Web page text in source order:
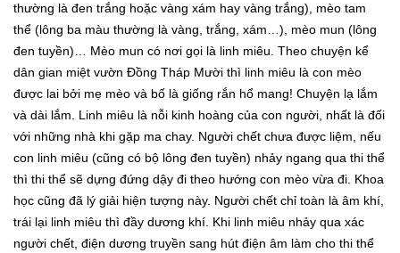
thường là đen trắng hoặc vàng xám hay vàng trắng), mèo tam
thể (lông ba màu thường là vàng, trắng, xám…), mèo mun (lông
đen tuyền)… Mèo mun có nơi gọi là linh miêu. Theo chuyện kể
dân gian miệt vườn Đồng Tháp Mười thì linh miêu là con mèo
được lai bởi mẹ mèo và bố là giống rắn hổ mang! Chuyện lạ lắm
và dài lắm. Linh miêu là nỗi kinh hoàng của con người, nhất là đối
với những nhà khi gặp ma chay. Người chết chưa được liệm, nếu
con linh miêu (cũng có bộ lông đen tuyền) nhảy ngang qua thi thể
thì thi thể sẽ dựng đứng dậy đi theo hướng con mèo vừa đi. Khoa
học cũng đã lý giải hiện tượng này. Người chết chỉ toàn là âm khí,
trái lại linh miêu thì đầy dương khí. Khi linh miêu nhảy qua xác
người chết, điện dương truyền sang hút điện âm làm cho thi thể